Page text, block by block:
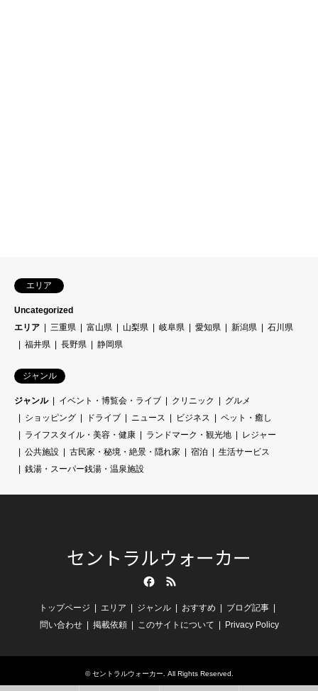
エリア
Uncategorized
エリア
三重県 富山県 山梨県 岐阜県 愛知県 新潟県
石川県
福井県
長野県 静岡県
ジャンル
ジャンル イベント・博覧会・ライブ クリニック
グルメ
ショッピング
ドライブ ニュース ビジネス
ペット・癒し
ライフスタイル・美容・健康
ランドマーク・観光地
レジャー
公共施設
古民家・秘境・絶景・隠れ家 宿泊
生活サービス
銭湯・スーパー銭湯・温泉施設
セントラルウォーカー
トップページ エリア ジャンル おすすめ
ブログ記事
問い合わせ
掲載依頼 このサイトについて Privacy Policy
©セントラルウォーカー. All Rights Reserved.